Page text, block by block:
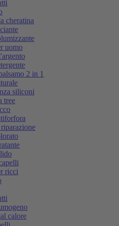
cheratina
uomo
2 in 1
siliconi
tree
ricci
calore